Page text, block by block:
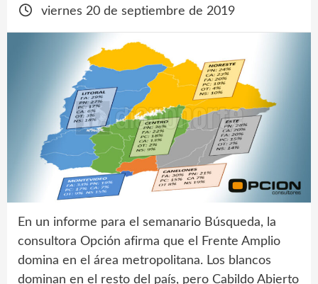
viernes 20 de septiembre de 2019
En un informe para el semanario Búsqueda, la
consultora Opción afirma que el Frente Amplio
domina en el área metropolitana. Los blancos
dominan en el resto del país, pero Cabildo Abierto